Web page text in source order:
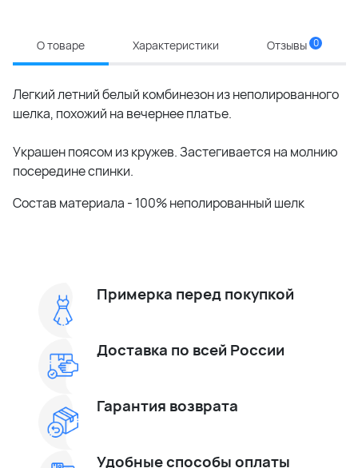
О товаре Характеристики Отзывы 0
Легкий летний белый комбинезон из неполированного
шелка, похожий на вечернее платье.
Украшен поясом из кружев. Застегивается на молнию
посередине спинки.
Состав материала - 100% неполированный шелк
Примерка перед покупкой
Доставка по всей России
Гарантия возврата
Удобные способы оплаты